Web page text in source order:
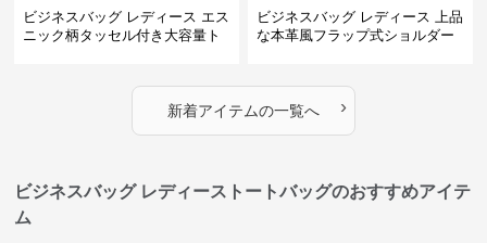
ビジネスバッグ レディース エス
ニック柄タッセル付き大容量ト
ビジネスバッグ レディース 上品
な本革風フラップ式ショルダー
新着アイテムの一覧へ ›
ビジネスバッグ レディーストートバッグのおすすめアイテ
ム